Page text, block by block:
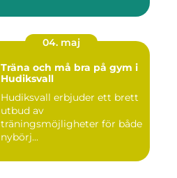
04. maj
Träna och må bra på gym i
Hudiksvall
Hudiksvall erbjuder ett brett
utbud av
träningsmöjligheter för både
nybörj...